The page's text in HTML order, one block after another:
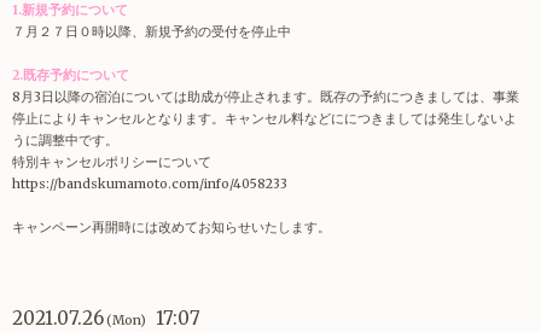
1.新規予約について
７月２７日０時以降、新規予約の受付を停止中
2.既存予約について
8月3日以降の宿泊については助成が停止されます。既存の予約につきましては、事業
停止によりキャンセルとなります。キャンセル料などににつきましては発生しないよ
うに調整中です。
特別キャンセルポリシーについて
https://bandskumamoto.com/info/4058233
キャンペーン再開時には改めてお知らせいたします。
2021.07.26(Mon) 17:07